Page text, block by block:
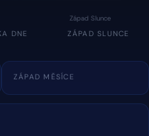
Západ Slunce
DNE ZÁPAD SLUNCE
ZÁPAD MĚSÍCE